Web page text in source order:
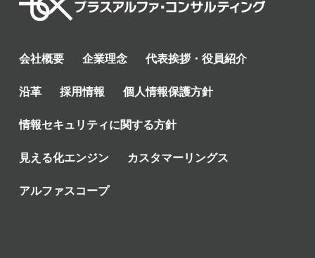
会社概要 企業理念 代表挨拶・役員紹介
沿革 採用情報 個人情報保護方針
情報セキュリティに関する方針
見える化エンジン カスタマーリングス
アルファスコープ